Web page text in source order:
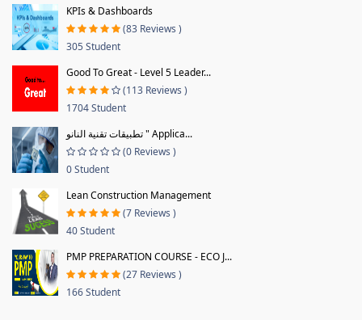
KPIs & Dashboards
(83 Reviews )
305 Student
Good To Great - Level 5 Leader...
(113 Reviews )
1704 Student
تطبيقات تقنية النانو " Applica...
(0 Reviews )
0 Student
Lean Construction Management
(7 Reviews )
40 Student
PMP PREPARATION COURSE - ECO J...
(27 Reviews )
166 Student